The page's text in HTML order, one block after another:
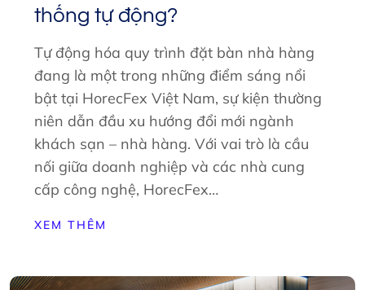
thống tự động?
Tự động hóa quy trình đặt bàn nhà hàng
đang là một trong những điểm sáng nổi
bật tại HorecFex Việt Nam, sự kiện thường
niên dẫn đầu xu hướng đổi mới ngành
khách sạn – nhà hàng. Với vai trò là cầu
nối giữa doanh nghiệp và các nhà cung
cấp công nghệ, HorecFex…
XEM THÊM